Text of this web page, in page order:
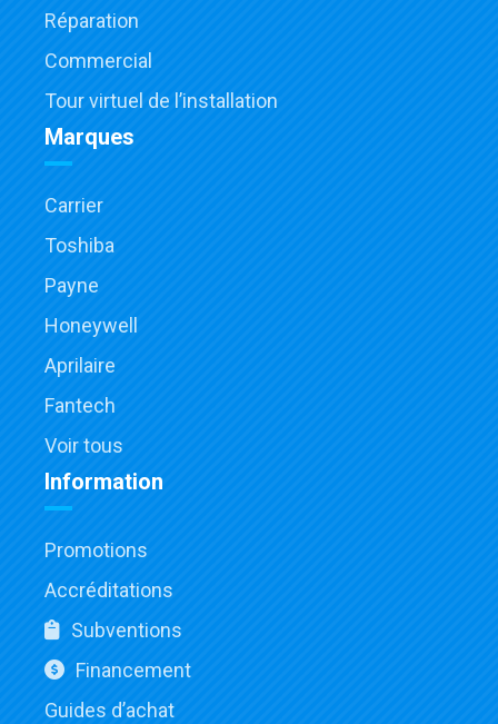
Réparation
Commercial
Tour virtuel de l’installation
Marques
Carrier
Toshiba
Payne
Honeywell
Aprilaire
Fantech
Voir tous
Information
Promotions
Accréditations
Subventions
Financement
Guides d’achat